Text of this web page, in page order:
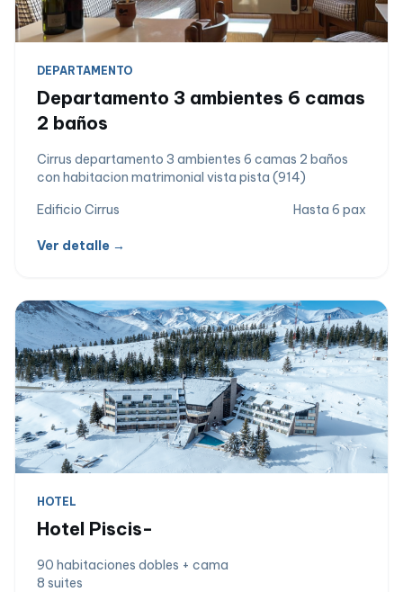
DEPARTAMENTO
Departamento 3 ambientes 6 camas
2 baños
Cirrus departamento 3 ambientes 6 camas 2 baños
con habitacion matrimonial vista pista (914)
Edificio Cirrus
Hasta 6 pax
Ver detalle →
HOTEL
Hotel Piscis-
90 habitaciones dobles + cama
8 suites